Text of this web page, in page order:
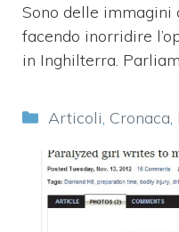
Sono delle immagini
facendo inorridire
in Inghilterra.
Categorie
Articoli, Cronaca,